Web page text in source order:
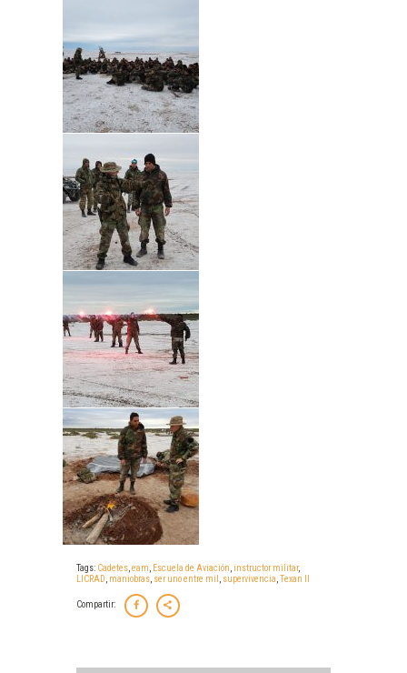
Tags: Cadetes eam Escuela de Aviación instructor militar,
LICRAD maniobras ser uno entre mil supervivencia Texan II
Compartir: